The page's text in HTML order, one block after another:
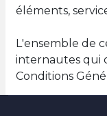
éléments,
L'ensemble de
internautes qui
Conditions